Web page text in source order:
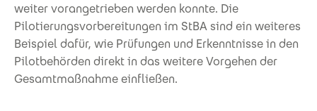
weiter vorangetrieben werden konnte. Die
Pilotierungsvorbereitungen im StBA sind ein weiteres
Beispiel dafür, wie Prüfungen und Erkenntnisse in den
Pilotbehörden direkt in das weitere Vorgehen der
Gesamtmaßnahme einfließen.